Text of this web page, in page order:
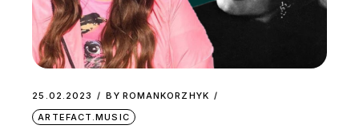
25.02.2023 BY ROMANKORZHYK
ARTEFACT.MUSIC